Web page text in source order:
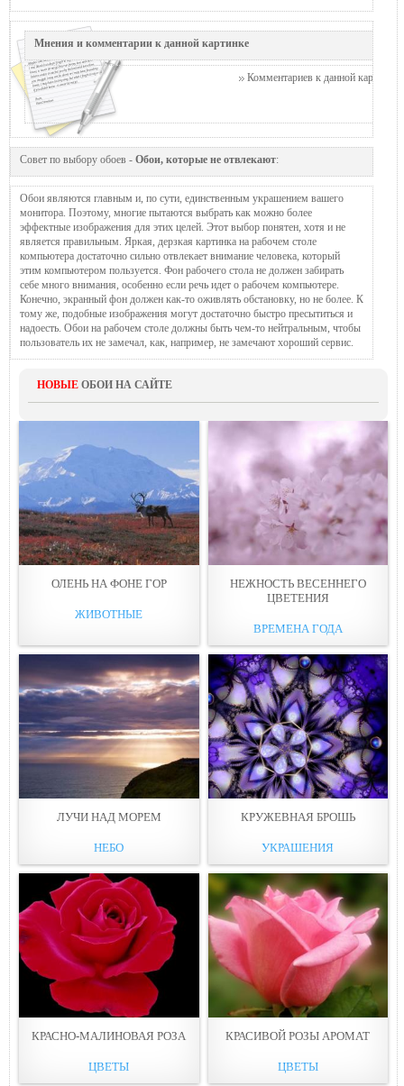
Мнения и комментарии к данной картинке
Комментариев к данной картинке
Совет по выбору обоев - Обои, которые не отвлекают:
Обои являются главным и, по сути, единственным украшением вашего
монитора. Поэтому, многие пытаются выбрать как можно более
эффектные изображения для этих целей. Этот выбор понятен, хотя и не
является правильным. Яркая, дерзкая картинка на рабочем столе
компьютера достаточно сильно отвлекает внимание человека, который
этим компьютером пользуется. Фон рабочего стола не должен забирать
себе много внимания, особенно если речь идет о рабочем компьютере.
Конечно, экранный фон должен как-то оживлять обстановку, но не более. К
тому же, подобные изображения могут достаточно быстро пресытиться и
надоесть. Обои на рабочем столе должны быть чем-то нейтральным, чтобы
пользователь их не замечал, как, например, не замечают хороший сервис.
НОВЫЕ ОБОИ НА САЙТЕ
ОЛЕНЬ НА ФОНЕ ГОР
ЖИВОТНЫЕ
НЕЖНОСТЬ ВЕСЕННЕГО
ЦВЕТЕНИЯ
ВРЕМЕНА ГОДА
ЛУЧИ НАД МОРЕМ
НЕБО
КРУЖЕВНАЯ БРОШЬ
УКРАШЕНИЯ
КРАСНО-МАЛИНОВАЯ РОЗА
ЦВЕТЫ
КРАСИВОЙ РОЗЫ АРОМАТ
ЦВЕТЫ